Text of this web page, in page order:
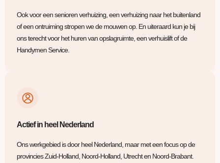
Ook voor een senioren verhuizing, een verhuizing naar het buitenland
of een ontruiming stropen we de mouwen op. En uiteraard kun je bij
ons terecht voor het huren van opslagruimte, een verhuislift of de
Handymen Service.
Actief in heel Nederland
Ons werkgebied is door heel Nederland, maar met een focus op de
provincies Zuid-Holland, Noord-Holland, Utrecht en Noord-Brabant.